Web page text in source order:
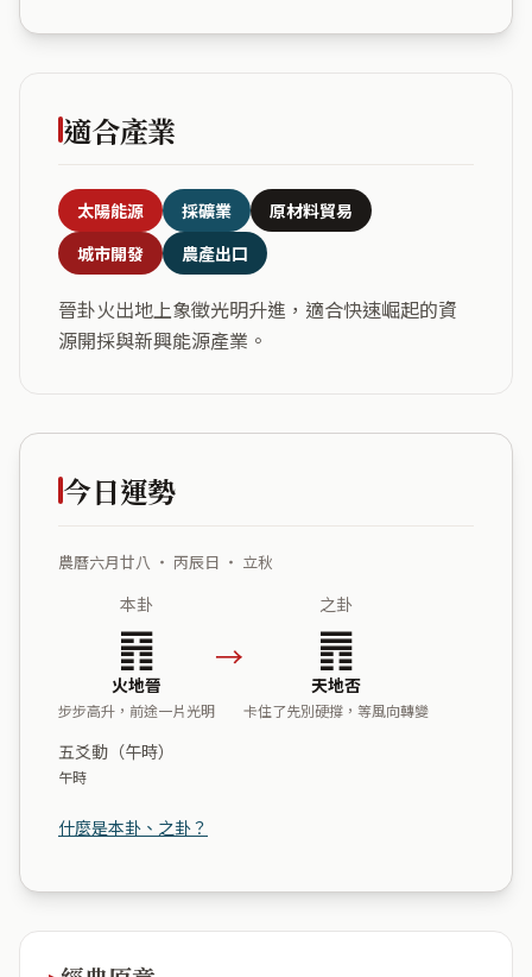
適合產業
太陽能源 採礦業
原材料貿易
城市開發
農產出口
晉卦火出地上象徵光明升進，適合快速崛起的資
源開採與新興能源產業。
今日運勢
農曆六月廿八 ・ 丙辰日 ・ 立秋
本卦
䷢
火地晉
步步高升，前途一片光明
→
之卦
䷋
天地否
卡住了先別硬撐，等風向轉變
五爻動（午時）
午時
什麼是本卦、之卦？